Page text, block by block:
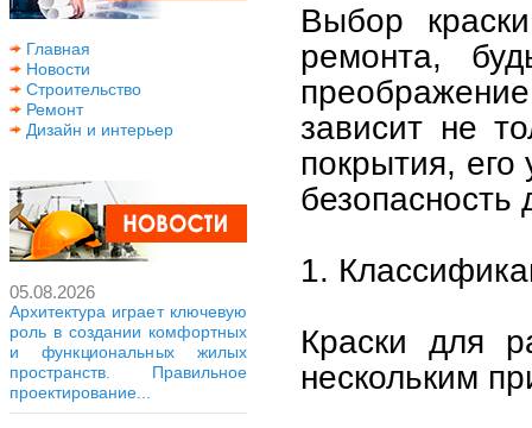
Главная
Новости
Строительство
Ремонт
Дизайн и интерьер
05.08.2026
Архитектура играет ключевую
роль в создании комфортных
и функциональных жилых
пространств. Правильное
проектирование...
Выбор
ремонта,
зависит не
покрытия,
безопасность
1.
Краски для
нескольким